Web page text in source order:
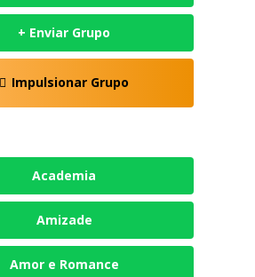
+ Enviar Grupo
Impulsionar Grupo
Academia
Amizade
Amor e Romance